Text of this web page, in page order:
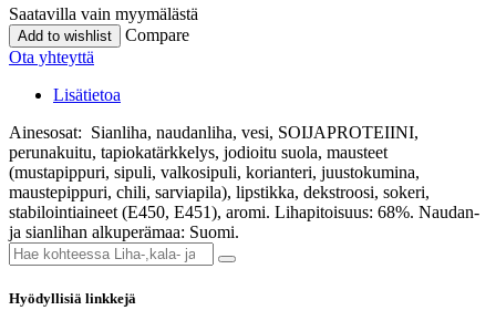
Saatavilla vain myymälästä
Add to wishlist
Compare
Ota yhteyttä
Lisätietoa
Ainesosat: Sianliha, naudanliha, vesi, SOIJAPROTEIINI,
perunakuitu, tapiokatärkkelys, jodioitu suola, mausteet
(mustapippuri, sipuli, valkosipuli, korianteri, juustokumina,
maustepippuri, chili, sarviapila), lipstikka, dekstroosi, sokeri,
stabilointiaineet (E450, E451), aromi. Lihapitoisuus: 68%. Naudan-
ja sianlihan alkuperämaa: Suomi.
Hyödyllisiä linkkejä